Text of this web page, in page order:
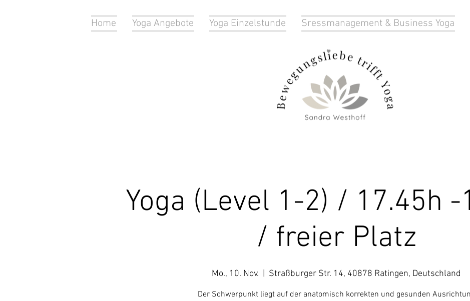
Home Yoga Angebote Yoga Einzelstunde Sressmanagement & Business Yoga
Yoga (Level 1-2) / 17.45h -
/ freier Platz
Mo., 10. Nov. Straßburger Str. 14, 40878 Ratingen, Deutschland
Der Schwerpunkt liegt auf der anatomisch korrekten und gesunden